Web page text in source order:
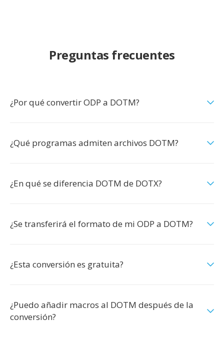
Preguntas frecuentes
¿Por qué convertir ODP a DOTM?
¿Qué programas admiten archivos DOTM?
¿En qué se diferencia DOTM de DOTX?
¿Se transferirá el formato de mi ODP a DOTM?
¿Esta conversión es gratuita?
¿Puedo añadir macros al DOTM después de la
conversión?